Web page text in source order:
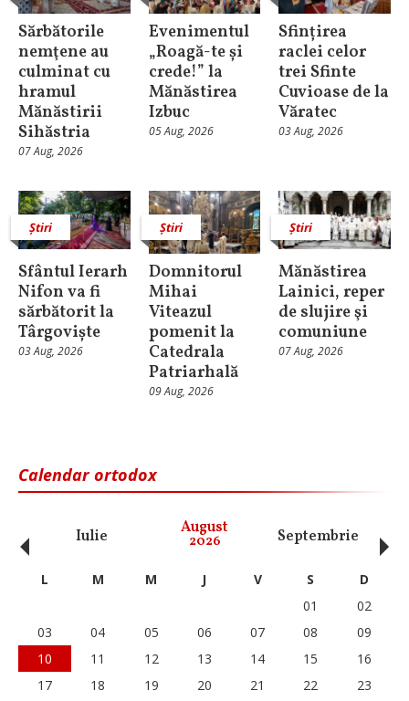
Sărbătorile
nemţene au
culminat cu
hramul
Mănăstirii
Sihăstria
07 Aug, 2026
Evenimentul
„Roagă-te și
crede!” la
Mănăstirea
Izbuc
05 Aug, 2026
Sfințirea
raclei celor
trei Sfinte
Cuvioase de la
Văratec
03 Aug, 2026
Știri
Sfântul Ierarh
Nifon va fi
sărbătorit la
Târgoviște
03 Aug, 2026
Știri
Domnitorul
Mihai
Viteazul
pomenit la
Catedrala
Patriarhală
09 Aug, 2026
Știri
Mănăstirea
Lainici, reper
de slujire şi
comuniune
07 Aug, 2026
Calendar ortodox
Iulie August
2026 Septembrie
‹ L M M J V S
D
01
02
03
04 05 06 07 08
09
10
11 12 13 14 15
16
17
18 19 20 21 22
23